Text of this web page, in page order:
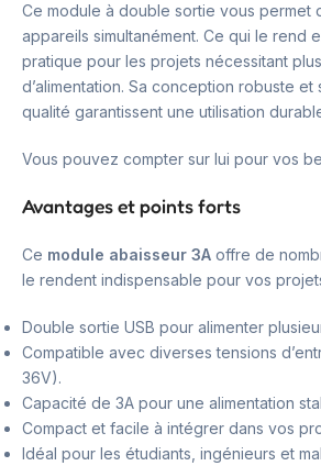
Ce module à double sortie vous permet
appareils simultanément. Ce qui le rend
pratique pour les projets nécessitant
d’alimentation. Sa conception robuste et
qualité garantissent une utilisation
Vous pouvez compter sur lui pour vos
Avantages et points forts
Ce module abaisseur 3A offre de
le rendent indispensable pour vos
Double sortie USB pour alimenter
Compatible avec diverses tensions
36V).
Capacité de 3A pour une alimentation
Compact et facile à intégrer dans vos
Idéal pour les étudiants, ingénieurs et